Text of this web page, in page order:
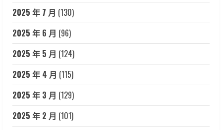
2025 年 7 月 (130)
2025 年 6 月 (96)
2025 年 5 月 (124)
2025 年 4 月 (115)
2025 年 3 月 (129)
2025 年 2 月 (101)